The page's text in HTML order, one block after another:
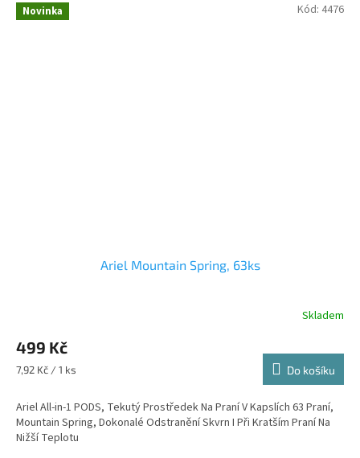
Novinka
Ariel Mountain Spring, 63ks
Skladem
499 Kč
Měrná
7,92 Kč / 1 ks Do košíku
Ariel All-in-1 PODS, Tekutý Prostředek Na Praní V Kapslích 63 Praní,
Mountain Spring, Dokonalé Odstranění Skvrn I Při Kratším Praní Na
Nižší Teplotu
Kód: 4476